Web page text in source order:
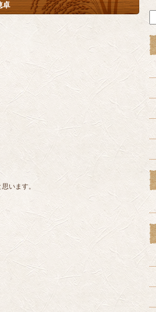
卓
います。